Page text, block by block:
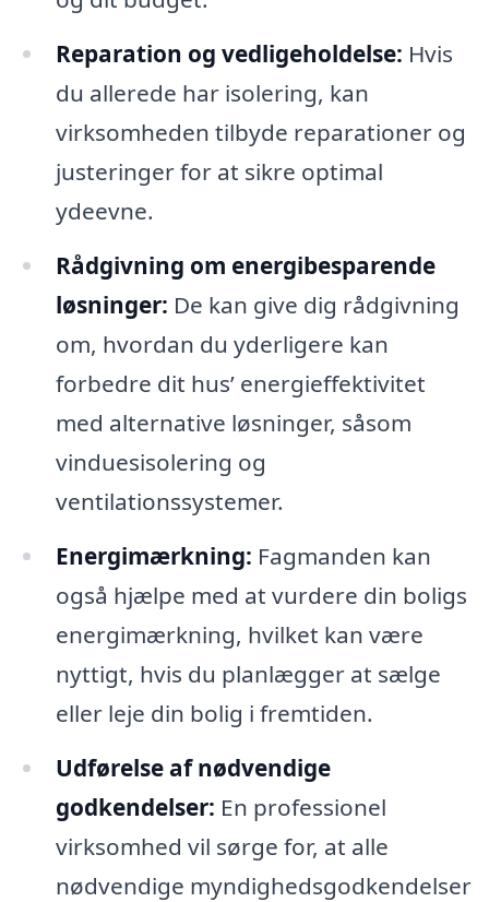
Reparation og vedligeholdelse: Hvis
du allerede har isolering, kan
virksomheden tilbyde reparationer og
justeringer for at sikre optimal
ydeevne.
Rådgivning om energibesparende
løsninger: De kan give dig rådgivning
om, hvordan du yderligere kan
forbedre dit hus’ energieffektivitet
med alternative løsninger, såsom
vinduesisolering og
ventilationssystemer.
Energimærkning: Fagmanden kan
også hjælpe med at vurdere din boligs
energimærkning, hvilket kan være
nyttigt, hvis du planlægger at sælge
eller leje din bolig i fremtiden.
Udførelse af nødvendige
godkendelser: En professionel
virksomhed vil sørge for, at alle
nødvendige myndighedsgodkendelser